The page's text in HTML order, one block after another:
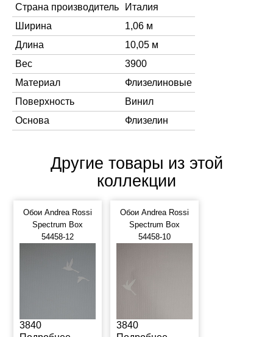
Страна производитель
Италия
Ширина
1,06 м
Длина
10,05 м
Вес
3900
Материал
Флизелиновые
Поверхность
Винил
Основа
Флизелин
Другие товары из этой
коллекции
Обои Andrea Rossi
Spectrum Box
54458-12
3840
Обои Andrea Rossi
Spectrum Box
54458-10
3840